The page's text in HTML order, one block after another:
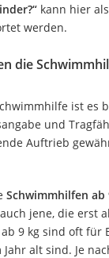
kann hier
werden.
die
ist es
und
Auftrieb
Schwimmhilfen ab
jene, die erst
9 kg sind oft für
alt sind. Je